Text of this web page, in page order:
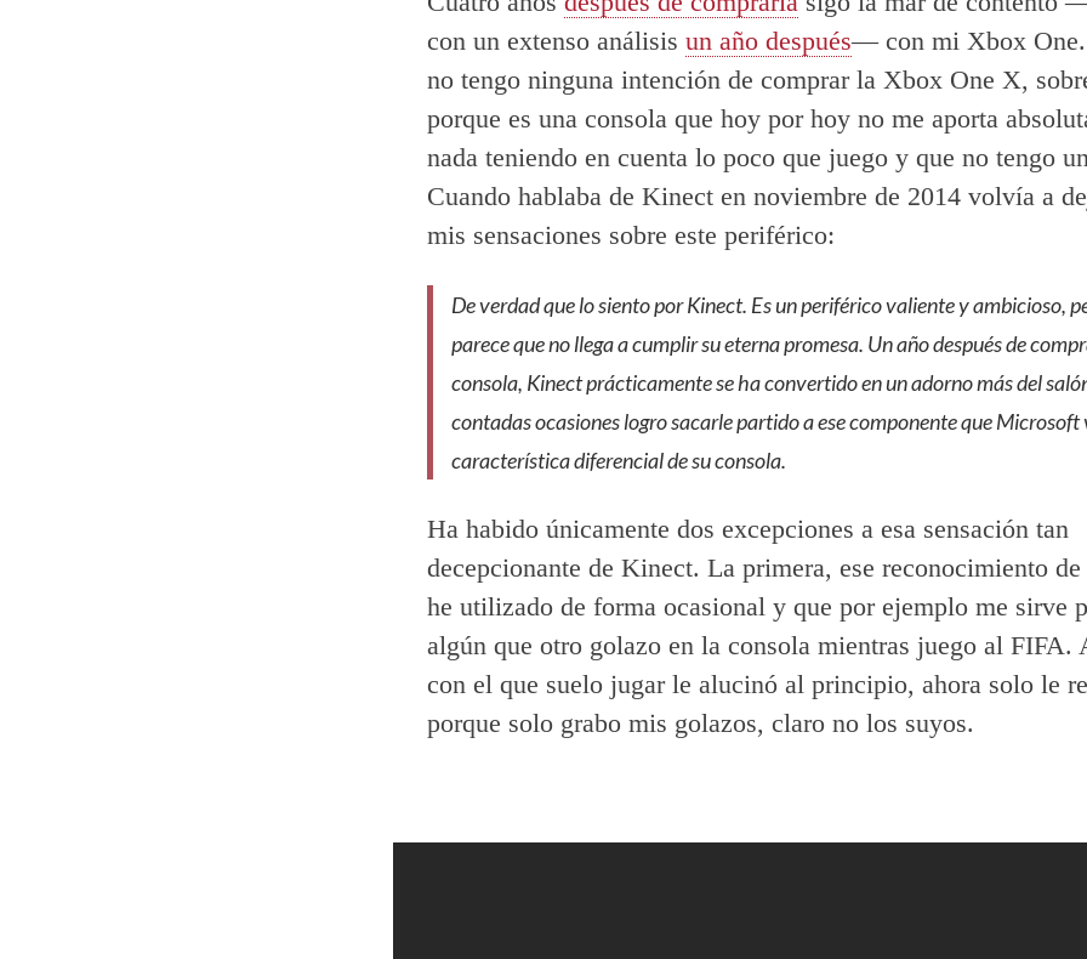
con un extenso análisis un año después— con mi Xbox One.
no tengo ninguna intención de comprar la Xbox One X,
porque es una consola que hoy por hoy no me aporta
nada teniendo en cuenta lo poco que juego y que no tengo
Cuando hablaba de Kinect en noviembre de 2014 volvía a
mis sensaciones sobre este periférico:
De verdad que lo siento por Kinect. Es un periférico valiente y ambicioso,
parece que no llega a cumplir su eterna promesa. Un año después de
consola, Kinect prácticamente se ha convertido en un adorno más del
contadas ocasiones logro sacarle partido a ese componente que
característica diferencial de su consola.
Ha habido únicamente dos excepciones a esa sensación tan
decepcionante de Kinect. La primera, ese reconocimiento
he utilizado de forma ocasional y que por ejemplo me sirve
algún que otro golazo en la consola mientras juego al FIFA.
con el que suelo jugar le alucinó al principio, ahora solo le
porque solo grabo mis golazos, claro no los suyos.